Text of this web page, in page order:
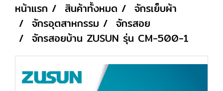
หน้าแรก สินค้าทั้งหมด
จักรเย็บผ้า
จักรอุตสาหกรรม
จักรสอย
จักรสอยบ้าน ZUSUN รุ่น CM-500-1